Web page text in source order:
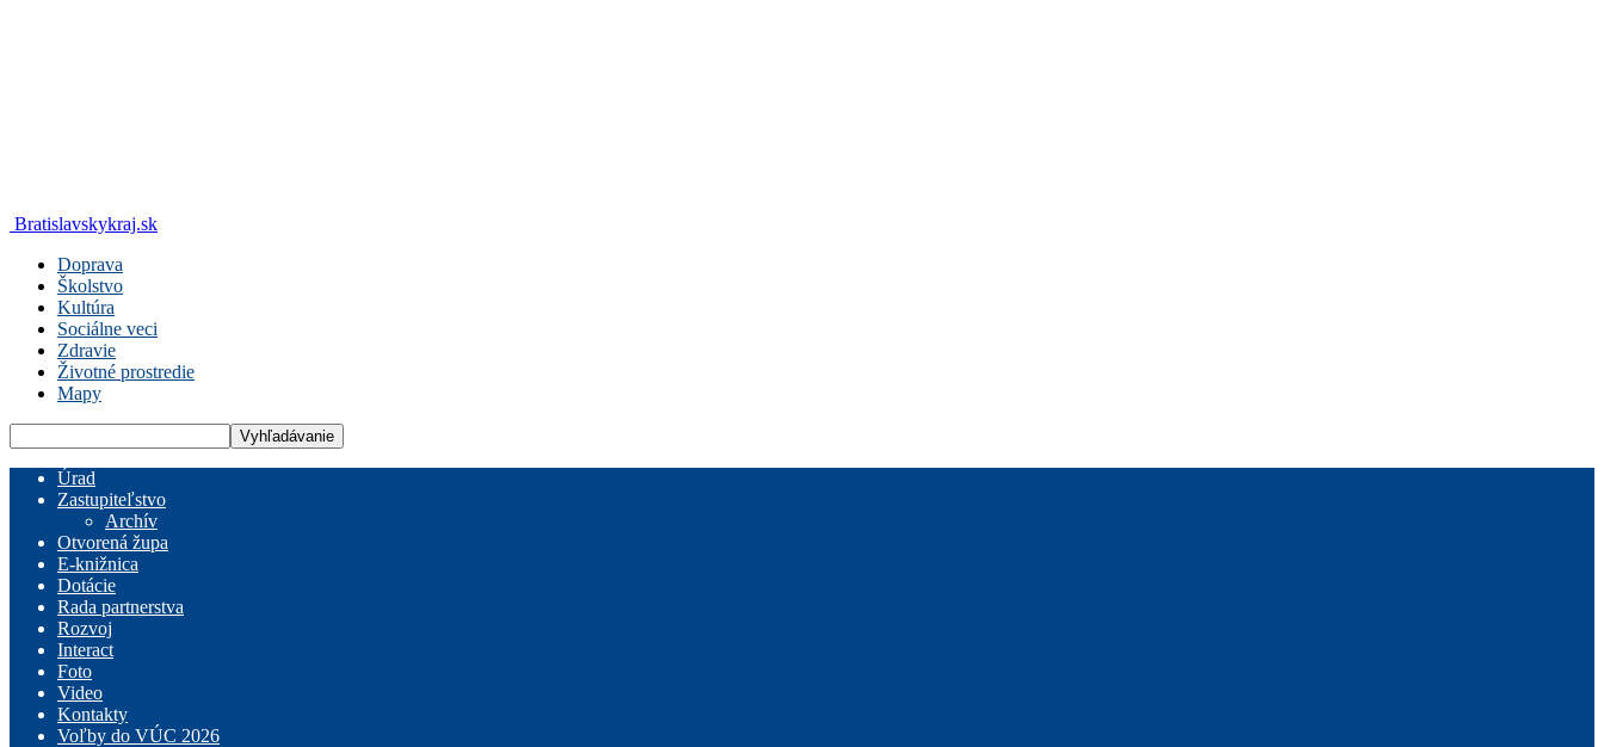
Bratislavskykraj.sk
Doprava
Školstvo
Kultúra
Sociálne veci
Zdravie
Životné prostredie
Mapy
Úrad
Zastupiteľstvo
Archív
Otvorená župa
E-knižnica
Dotácie
Rada partnerstva
Rozvoj
Interact
Foto
Video
Kontakty
Voľby do VÚC 2026